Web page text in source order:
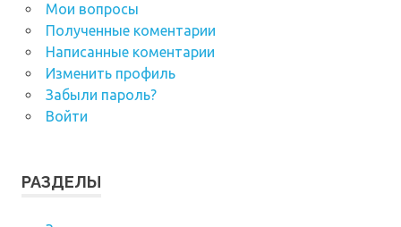
Мои вопросы
Полученные коментарии
Написанные коментарии
Изменить профиль
Забыли пароль?
Войти
РАЗДЕЛЫ